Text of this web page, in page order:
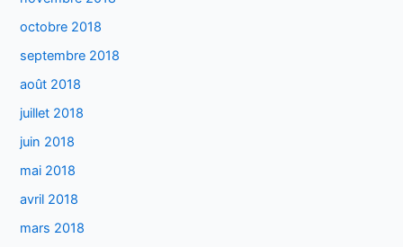
octobre 2018
septembre 2018
août 2018
juillet 2018
juin 2018
mai 2018
avril 2018
mars 2018